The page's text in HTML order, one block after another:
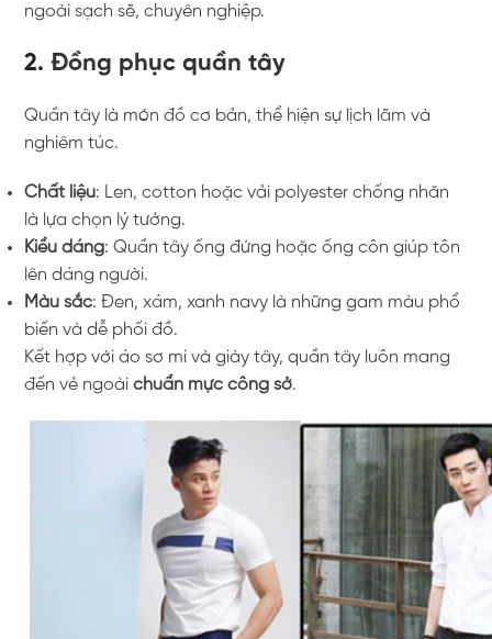
ngoài sạch sẽ, chuyên nghiệp.
2. Đồng phục quần tây
Quần tây là món đồ cơ bản, thể hiện sự lịch lãm và
nghiêm túc.
Chất liệu: Len, cotton hoặc vải polyester chống nhăn
là lựa chọn lý tưởng.
Kiểu dáng: Quần tây ống đứng hoặc ống côn giúp tôn
lên dáng người.
Màu sắc: Đen, xám, xanh navy là những gam màu phổ
biến và dễ phối đồ.
Kết hợp với áo sơ mi và giày tây, quần tây luôn mang
đến vẻ ngoàichuẩn mực công sở.